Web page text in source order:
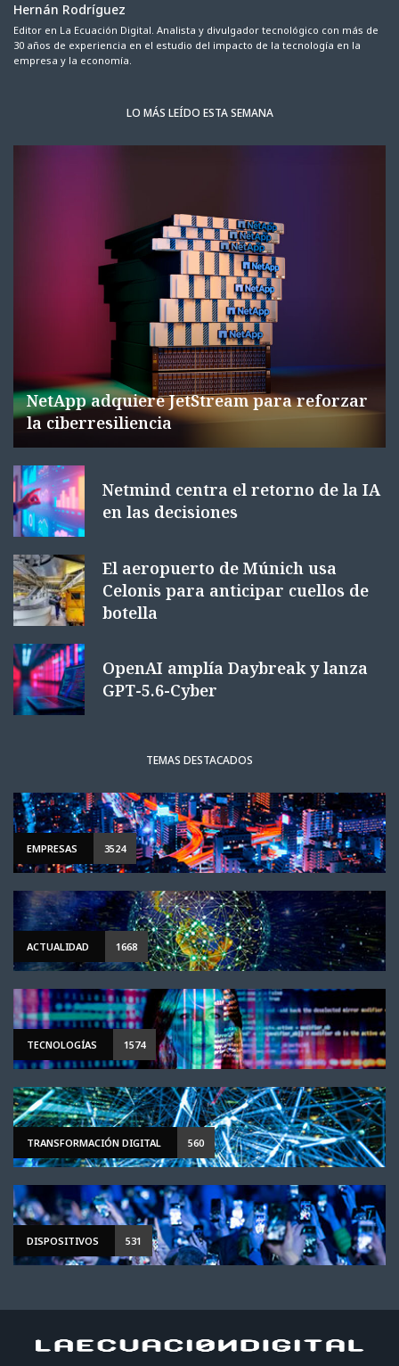
Hernán Rodríguez
Editor en La Ecuación Digital. Analista y divulgador tecnológico con más de
30 años de experiencia en el estudio del impacto de la tecnología en la
empresa y la economía.
LO MÁS LEÍDO ESTA SEMANA
NetApp adquiere JetStream para reforzar
la ciberresiliencia
Netmind centra el retorno de la IA
en las decisiones
El aeropuerto de Múnich usa
Celonis para anticipar cuellos de
botella
OpenAI amplía Daybreak y lanza
GPT-5.6-Cyber
TEMAS DESTACADOS
EMPRESAS 3524
ACTUALIDAD 1668
TECNOLOGÍAS 1574
TRANSFORMACIÓN DIGITAL 560
DISPOSITIVOS 531